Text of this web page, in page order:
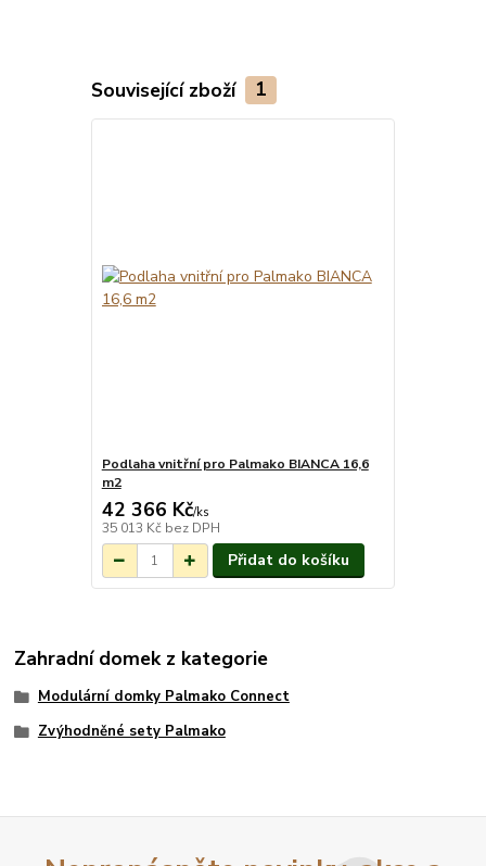
Související zboží 1
Podlaha vnitřní pro Palmako BIANCA 16,6
m2
42 366 Kč/ks
35 013 Kč bez DPH
Přidat do košíku
Zahradní domek z kategorie
Modulární domky Palmako Connect
Zvýhodněné sety Palmako